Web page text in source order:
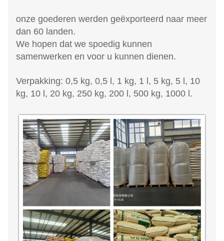
onze goederen werden geëxporteerd naar meer
dan 60 landen.
We hopen dat we spoedig kunnen
samenwerken en voor u kunnen dienen.
Verpakking: 0,5 kg, 0,5 l, 1 kg, 1 l, 5 kg, 5 l, 10
kg, 10 l, 20 kg, 250 kg, 200 l, 500 kg, 1000 l.